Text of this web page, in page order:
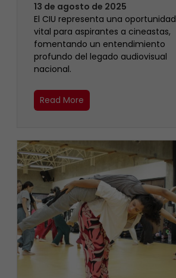
13 de agosto de 2025
El CIU representa una oportunidad
vital para aspirantes a cineastas,
fomentando un entendimiento
profundo del legado audiovisual
nacional.
Read More